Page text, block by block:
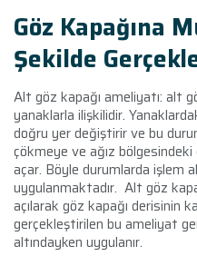
Göz Kapağına
Şekilde
Alt göz kapağı ameliyatı: alt
yanaklarla ilişkilidir.
doğru yer değiştirir ve bu
çökmeye ve ağız
açar. Böyle durumlarda işlem
uygulanmaktadır. Alt göz
açılarak göz kapağı derisinin
gerçekleştirilen bu ameliyat
altındayken uygulanır.